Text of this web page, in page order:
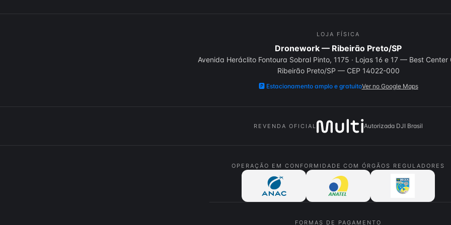
LOJA FÍSICA
Dronework — Ribeirão Preto/SP
Avenida Heráclito Fontoura Sobral Pinto, 1175 · Lojas 16 e 17 — Best Center
Ribeirão Preto/SP — CEP 14022-000
🅿️ Estacionamento amplo e gratuitoVer no Google Maps
REVENDA OFICIAL Autorizada DJI Brasil
OPERAÇÃO EM CONFORMIDADE COM ÓRGÃOS REGULADORES
FORMAS DE PAGAMENTO